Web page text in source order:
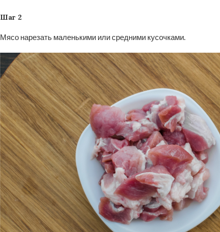
Шаг 2
Мясо нарезать маленькими или средними кусочками.